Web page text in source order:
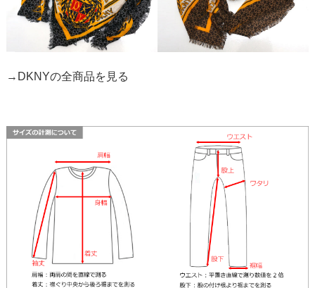
→DKNYの全商品を見る